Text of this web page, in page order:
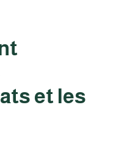
et les